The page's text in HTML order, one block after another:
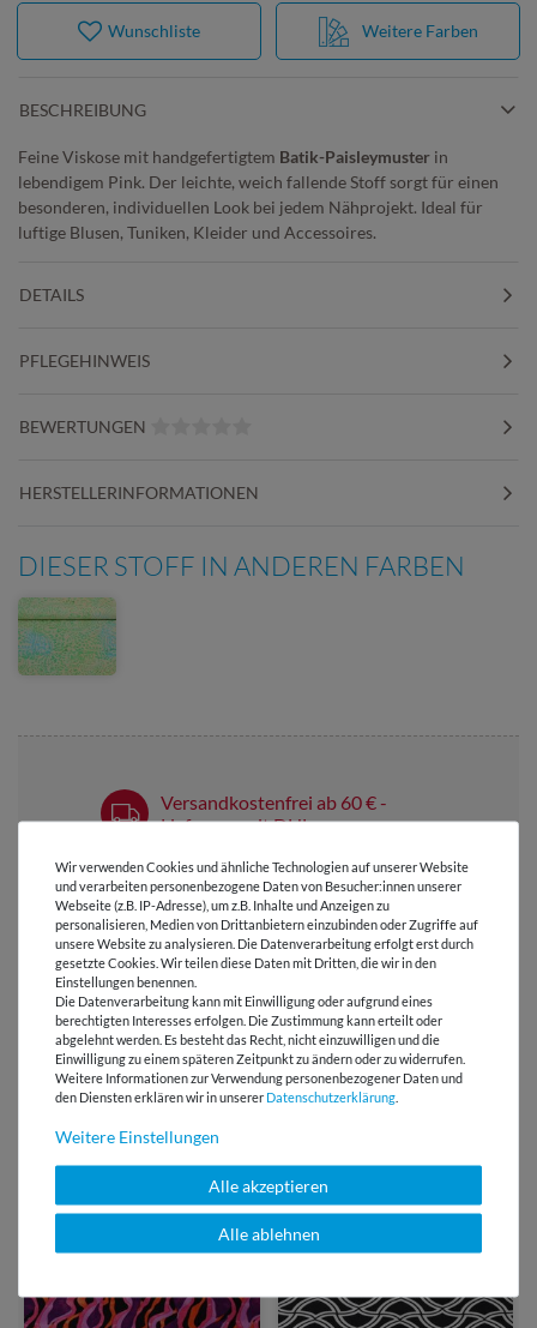
Weitere Farben
Wunschliste
BESCHREIBUNG
Feine Viskose mit handgefertigtem Batik-Paisleymuster in
lebendigem Pink. Der leichte, weich fallende Stoff sorgt für einen
besonderen, individuellen Look bei jedem Nähprojekt. Ideal für
luftige Blusen, Tuniken, Kleider und Accessoires.
DETAILS
PFLEGEHINWEIS
BEWERTUNGEN
HERSTELLERINFORMATIONEN
DIESER STOFF IN ANDEREN FARBEN
Versandkostenfrei ab 60 € -
Lieferung mit DHL
E-Mail Kundenservice
Antwort in 24h
Über 98% positive
Bewertungen
Über 110 Gratis
Schnittmuster für Dich
VIELLEICHT AUCH INTERESSANT
Ausverkauft
Wir verwenden Cookies und ähnliche Technologien auf unserer Website
und verarbeiten personenbezogene Daten von Besucher:innen unserer
Webseite (z.B. IP-Adresse), um z.B. Inhalte und Anzeigen zu
personalisieren, Medien von Drittanbietern einzubinden oder Zugriffe auf
unsere Website zu analysieren. Die Datenverarbeitung erfolgt erst durch
gesetzte Cookies. Wir teilen diese Daten mit Dritten, die wir in den
Einstellungen benennen.
Die Datenverarbeitung kann mit Einwilligung oder aufgrund eines
berechtigten Interesses erfolgen. Die Zustimmung kann erteilt oder
abgelehnt werden. Es besteht das Recht, nicht einzuwilligen und die
Einwilligung zu einem späteren Zeitpunkt zu ändern oder zu widerrufen.
Weitere Informationen zur Verwendung personenbezogener Daten und
den Diensten erklären wir in unserer Daten­schutz­erklärung
Weitere Einstellungen
Alle akzeptieren
Alle ablehnen